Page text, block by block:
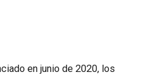
en junio de 2020, los